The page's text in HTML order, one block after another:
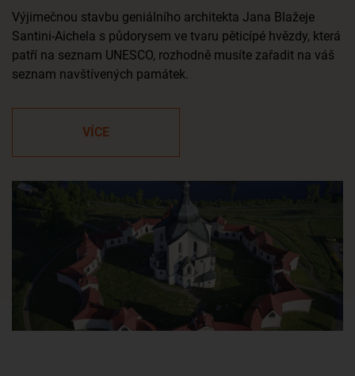
Výjimečnou stavbu geniálního architekta Jana Blažeje
Santini-Aichela s půdorysem ve tvaru pěticípé hvězdy, která
patří na seznam UNESCO, rozhodně musíte zařadit na váš
seznam navštívených památek.
VÍCE